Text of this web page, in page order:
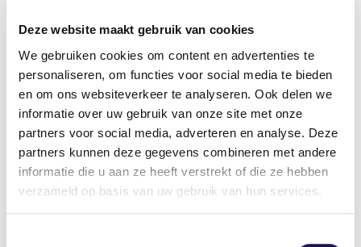
Deze website maakt gebruik van cookies
We gebruiken cookies om content en advertenties te
personaliseren, om functies voor social media te bieden
en om ons websiteverkeer te analyseren. Ook delen we
informatie over uw gebruik van onze site met onze
partners voor social media, adverteren en analyse. Deze
partners kunnen deze gegevens combineren met andere
informatie die u aan ze heeft verstrekt of die ze hebben
verzameld op basis van uw gebruik van hun services.